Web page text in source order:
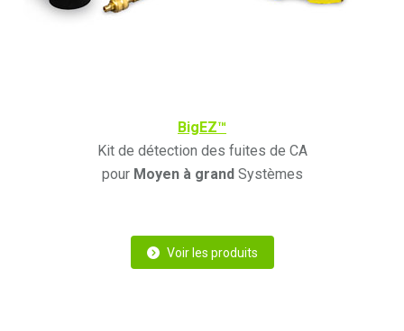
BigEZ™
Kit de détection des fuites de CA
pour Moyen à grandSystèmes
Voir les produits